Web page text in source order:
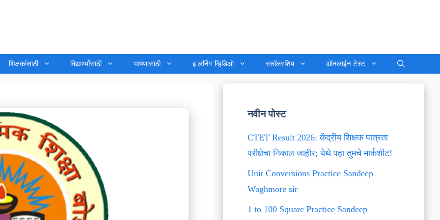
शिक्षकांसाठी विद्यार्थ्यांसाठी भाषणासाठी इ लर्निग व्हिडिओ स्कॉलरशिप ऑनलाईन टेस्ट
नवीन पोस्ट
CTET Result 2026: केंद्रीय शिक्षक पात्रता
परीक्षेचा निकाल जाहीर; येथे पहा तुमचे मार्कशीट!
Unit Conversions Practice Sandeep
Waghmore sir
1 to 100 Square Practice Sandeep